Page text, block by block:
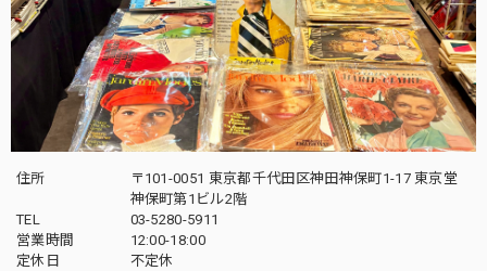
住所
〒101-0051 東京都千代田区神田神保町1-17 東京堂
神保町第1ビル2階
TEL
03-5280-5911
営業時間
12:00-18:00
定休日
不定休